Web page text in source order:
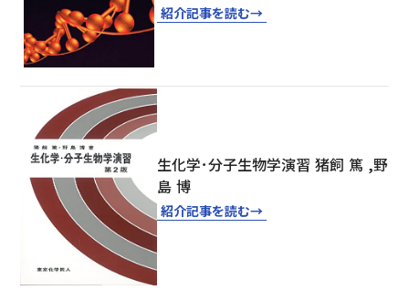
紹介記事を読む→
生化学･分子生物学演習 猪飼 篤 ,野
島 博
紹介記事を読む→